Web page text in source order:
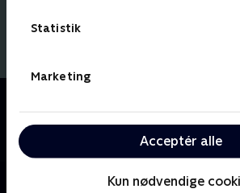
Statistik
Marketing
Acceptér alle
Kun nødvendige
roommates på Nørrebro.